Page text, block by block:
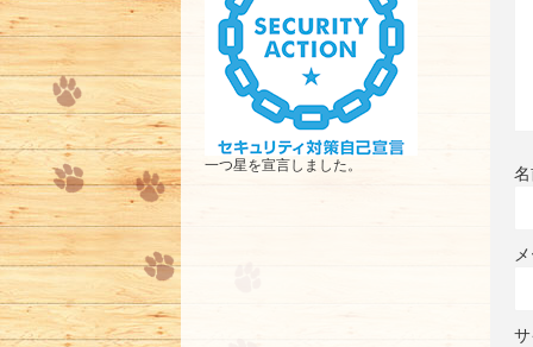
一つ星を宣言しました。